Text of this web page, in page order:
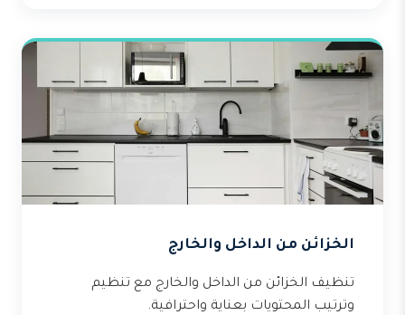
الخزائن من الداخل والخارج
تنظيف الخزائن من الداخل والخارج مع تنظيم
وترتيب المحتويات بعناية واحترافية.